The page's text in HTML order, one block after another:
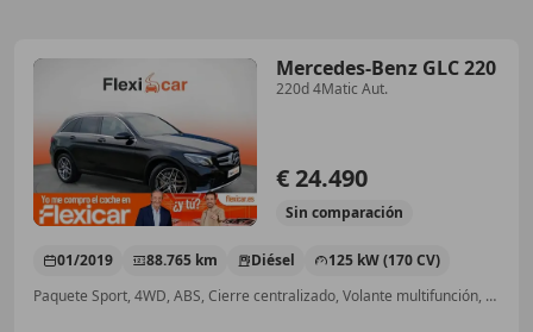
Mercedes-Benz GLC 220
220d 4Matic Aut.
€ 24.490
Sin comparación
01/2019 88.765 km Diésel
125 kW (170 CV)
Paquete Sport, 4WD, ABS, Cierre centralizado, Volante multifunción, Sensor de lluvia, Airbag del conductor